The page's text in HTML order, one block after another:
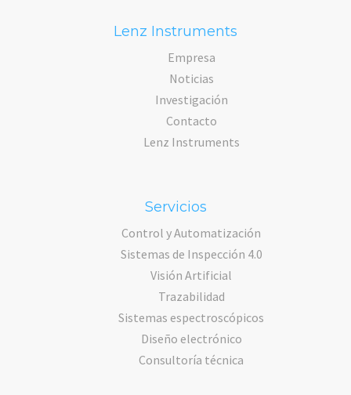
Lenz Instruments
Empresa
Noticias
Investigación
Contacto
Lenz Instruments
Servicios
Control y Automatización
Sistemas de Inspección 4.0
Visión Artificial
Trazabilidad
Sistemas espectroscópicos
Diseño electrónico
Consultoría técnica